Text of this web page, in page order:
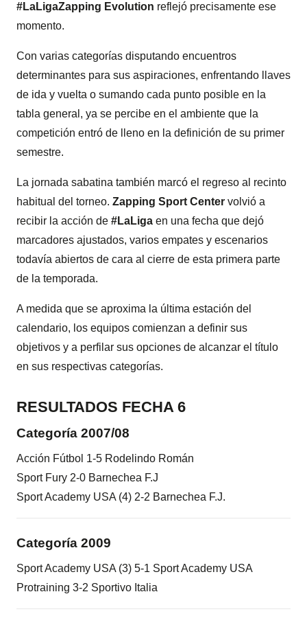
#LaLigaZapping Evolution reflejó precisamente ese
momento.
Con varias categorías disputando encuentros
determinantes para sus aspiraciones, enfrentando llaves
de ida y vuelta o sumando cada punto posible en la
tabla general, ya se percibe en el ambiente que la
competición entró de lleno en la definición de su primer
semestre.
La jornada sabatina también marcó el regreso al recinto
habitual del torneo. Zapping Sport Center volvió a
recibir la acción de #LaLiga en una fecha que dejó
marcadores ajustados, varios empates y escenarios
todavía abiertos de cara al cierre de esta primera parte
de la temporada.
A medida que se aproxima la última estación del
calendario, los equipos comienzan a definir sus
objetivos y a perfilar sus opciones de alcanzar el título
en sus respectivas categorías.
RESULTADOS FECHA 6
Categoría 2007/08
Acción Fútbol 1-5 Rodelindo Román
Sport Fury 2-0 Barnechea F.J
Sport Academy USA (4) 2-2 Barnechea F.J.
Categoría 2009
Sport Academy USA (3) 5-1 Sport Academy USA
Protraining 3-2 Sportivo Italia